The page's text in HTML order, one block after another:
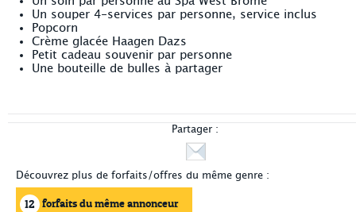
Un souper 4-services par personne, service inclus
Popcorn
Crème glacée Haagen Dazs
Petit cadeau souvenir par personne
Une bouteille de bulles à partager
Partager :
Découvrez plus de forfaits/offres du même genre :
12 forfaits du même annonceur